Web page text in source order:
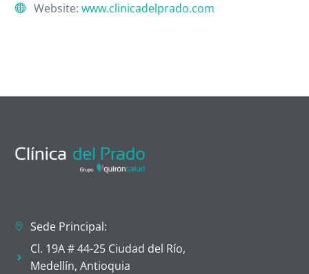
Website: www.clinicadelprado.com
Sede Principal:
Cl. 19A # 44-25 Ciudad del Río,
Medellín, Antioquia